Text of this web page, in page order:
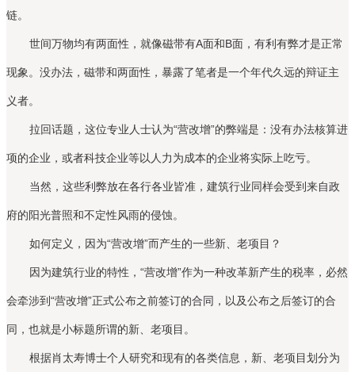
链。
世间万物均有两面性，就像磁带有A面和B面，有利有弊才是正常
现象。没办法，磁带和两面性，暴露了笔者是一个年代久远的辩证主
义者。
拉回话题，这位专业人士认为“营改增”的弊端是：没有办法核算进
项的企业，或者科技企业等以人力为成本的企业将实际上吃亏。
当然，这些利弊放在各行各业皆准，建筑行业同样会受到来自政
府的阳光普照和不定性风雨的侵蚀。
如何定义，因为“营改增”而产生的一些新、老项目？
因为建筑行业的特性，“营改增”作为一种改革新产生的税率，必然
会牵涉到“营改增”正式公布之前签订的合同，以及公布之后签订的合
同，也就是小标题所谓的新、老项目。
根据肖太寿博士个人研究和现有的各类信息，新、老项目划分为